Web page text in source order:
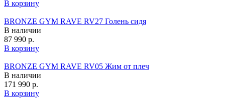
В корзину
BRONZE GYM RAVE RV27 Голень сидя
В наличии
87 990 р.
В корзину
BRONZE GYM RAVE RV05 Жим от плеч
В наличии
171 990 р.
В корзину